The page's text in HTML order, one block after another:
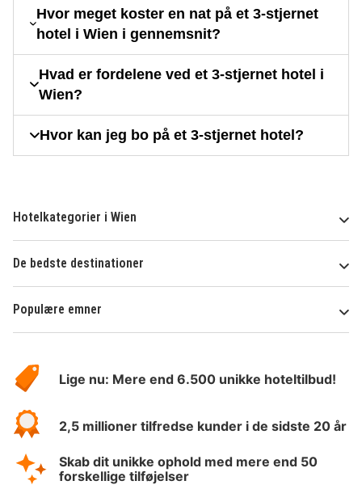
Hvor meget koster en nat på et 3-stjernet
hotel i Wien i gennemsnit?
Hvad er fordelene ved et 3-stjernet hotel i
Wien?
Hvor kan jeg bo på et 3-stjernet hotel?
Hotelkategorier i Wien
De bedste destinationer
Populære emner
HotelSpecials
Lige nu: Mere end 6.500 unikke hoteltilbud!
2,5 millioner tilfredse kunder i de sidste 20 år
Skab dit unikke ophold med mere end 50
forskellige tilføjelser